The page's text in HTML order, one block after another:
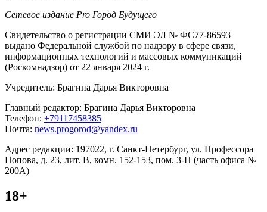
Сетевое издание Pro Город Будущего
Свидетельство о регистрации СМИ ЭЛ № ФС77-86593
выдано Федеральной службой по надзору в сфере связи,
информационных технологий и массовых коммуникаций
(Роскомнадзор) от 22 января 2024 г.
Учредитель: Брагина Дарья Викторовна
Главный редактор: Брагина Дарья Викторовна
Телефон: +79117458385
Почта: news.progorod@yandex.ru
Адрес редакции: 197022, г. Санкт-Петербург, ул. Профессора
Попова, д. 23, лит. В, комн. 152-153, пом. 3-Н (часть офиса №
200А)
18+